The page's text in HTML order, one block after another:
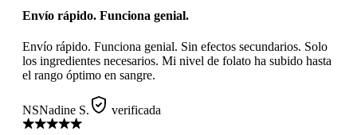
Envío rápido. Funciona genial.
Envío rápido. Funciona genial. Sin efectos secundarios. Solo
los ingredientes necesarios. Mi nivel de folato ha subido hasta
el rango óptimo en sangre.
NSNadine S. verificada